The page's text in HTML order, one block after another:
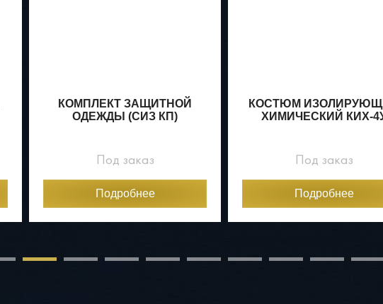
КОМПЛЕКТ ЗАЩИТНОЙ
ОДЕЖДЫ (СИЗ КП)
Под заказ
Подробнее
КОСТЮМ
ХИМИЧЕСКИЙ КИХ-
Под заказ
Подробнее